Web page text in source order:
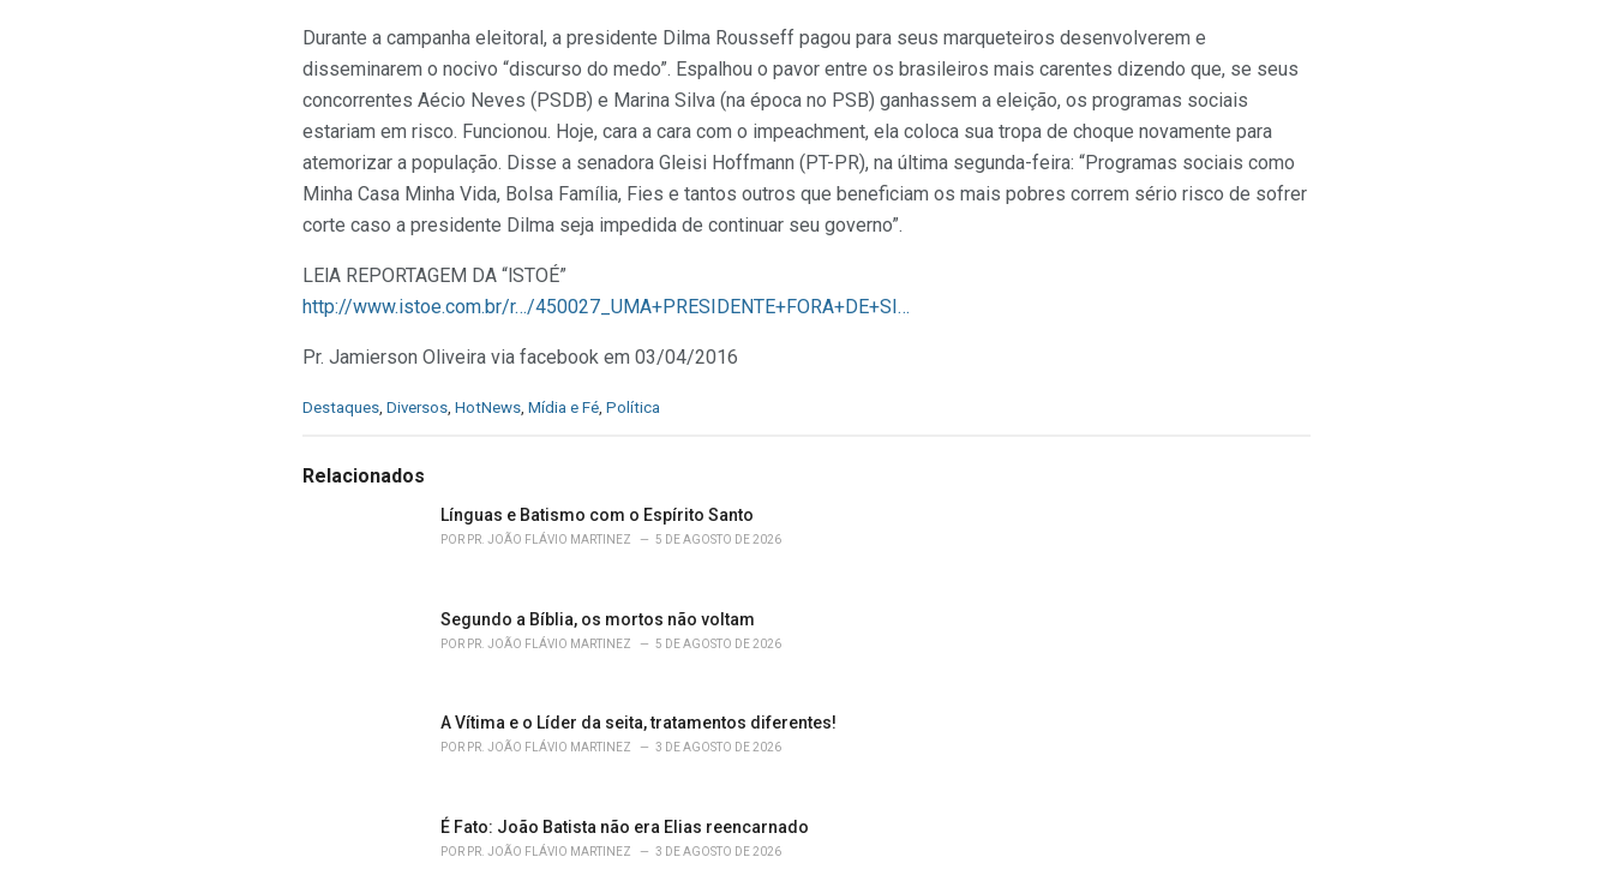
Durante a campanha eleitoral, a presidente Dilma Rousseff pagou para seus marqueteiros desenvolverem e
disseminarem o nocivo “discurso do medo”. Espalhou o pavor entre os brasileiros mais carentes dizendo que, se seus
concorrentes Aécio Neves (PSDB) e Marina Silva (na época no PSB) ganhassem a eleição, os programas sociais
estariam em risco. Funcionou. Hoje, cara a cara com o impeachment, ela coloca sua tropa de choque novamente para
atemorizar a população. Disse a senadora Gleisi Hoffmann (PT-PR), na última segunda-feira: “Programas sociais como
Minha Casa Minha Vida, Bolsa Família, Fies e tantos outros que beneficiam os mais pobres correm sério risco de sofrer
corte caso a presidente Dilma seja impedida de continuar seu governo”.
LElA REPORTAGEM DA “lSTOÉ”
http://www.istoe.com.br/r…/450027_UMA+PRESIDENTE+FORA+DE+SI…
Pr. Jamierson Oliveira via facebook em 03/04/2016
C
e
Destaques Diversos HotNews Mídia e Fé Política
Relacionados
Línguas e Batismo com o Espírito Santo
POR PR. JOÃO FLÁVIO MARTINEZ 5 DE AGOSTO DE 2026
Segundo a Bíblia, os mortos não voltam
POR PR. JOÃO FLÁVIO MARTINEZ 5 DE AGOSTO DE 2026
A Vítima e o Líder da seita, tratamentos diferentes!
POR PR. JOÃO FLÁVIO MARTINEZ 3 DE AGOSTO DE 2026
É Fato: João Batista não era Elias reencarnado
POR PR. JOÃO FLÁVIO MARTINEZ 3 DE AGOSTO DE 2026